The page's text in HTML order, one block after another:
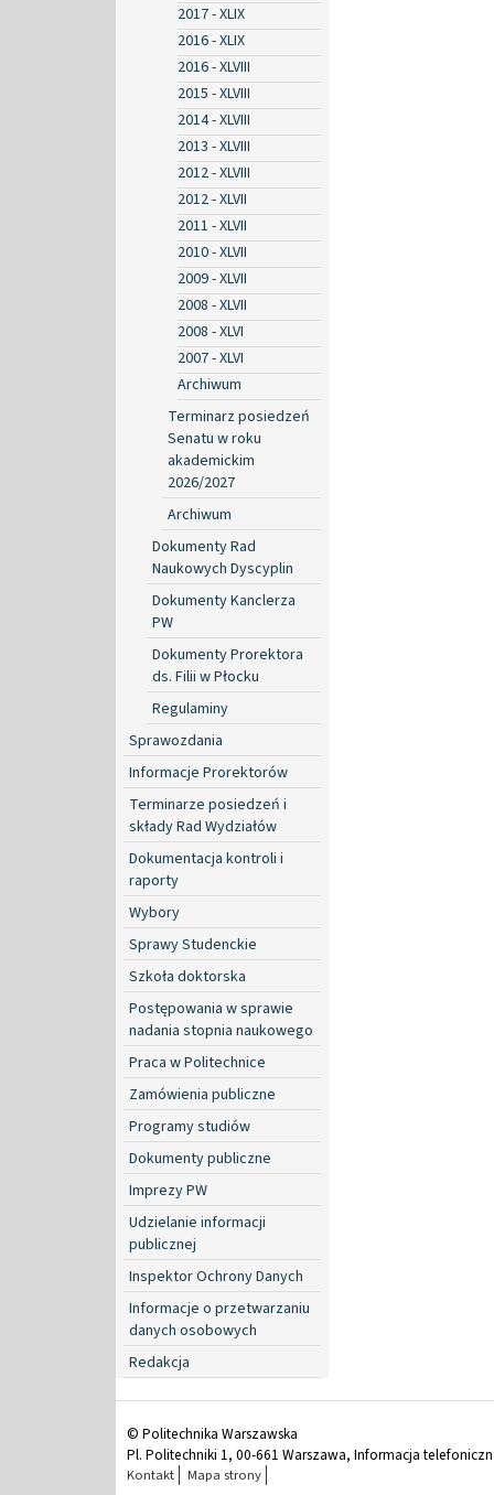
2017 - XLIX
2016 - XLIX
2016 - XLVIII
2015 - XLVIII
2014 - XLVIII
2013 - XLVIII
2012 - XLVIII
2012 - XLVII
2011 - XLVII
2010 - XLVII
2009 - XLVII
2008 - XLVII
2008 - XLVI
2007 - XLVI
Archiwum
Terminarz posiedzeń
Senatu w roku
akademickim
2026/2027
Archiwum
Dokumenty Rad
Naukowych Dyscyplin
Dokumenty Kanclerza
PW
Dokumenty Prorektora
ds. Filii w Płocku
Regulaminy
Sprawozdania
Informacje Prorektorów
Terminarze posiedzeń i
składy Rad Wydziałów
Dokumentacja kontroli i
raporty
Wybory
Sprawy Studenckie
Szkoła doktorska
Postępowania w sprawie
nadania stopnia naukowego
Praca w Politechnice
Zamówienia publiczne
Programy studiów
Dokumenty publiczne
Imprezy PW
Udzielanie informacji
publicznej
Inspektor Ochrony Danych
Informacje o przetwarzaniu
danych osobowych
Redakcja
© Politechnika Warszawska
Pl. Politechniki 1, 00-661 Warszawa, Informacja
Kontakt Mapa strony